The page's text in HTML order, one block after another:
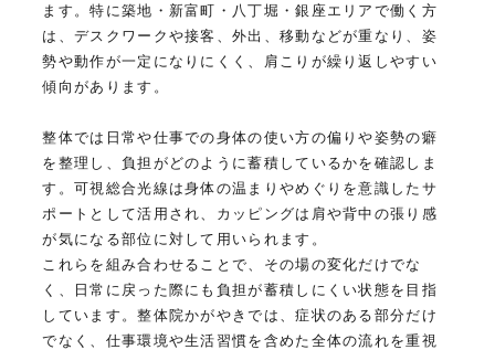
ます。特に築地・新富町・八丁堀・銀座エリアで働く方
は、デスクワークや接客、外出、移動などが重なり、姿
勢や動作が一定になりにくく、肩こりが繰り返しやすい
傾向があります。
整体では日常や仕事での身体の使い方の偏りや姿勢の癖
を整理し、負担がどのように蓄積しているかを確認しま
す。可視総合光線は身体の温まりやめぐりを意識したサ
ポートとして活用され、カッピングは肩や背中の張り感
が気になる部位に対して用いられます。
これらを組み合わせることで、その場の変化だけでな
く、日常に戻った際にも負担が蓄積しにくい状態を目指
しています。整体院かがやきでは、症状のある部分だけ
でなく、仕事環境や生活習慣を含めた全体の流れを重視